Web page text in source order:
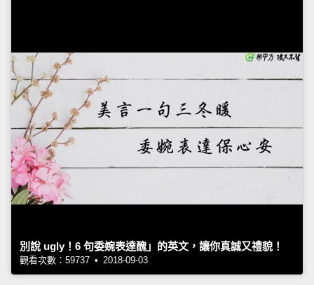
別說 ugly！6 句委婉表達醜」的英文，讓你真誠又禮貌！
觀看次數：59737 • 2018-09-03